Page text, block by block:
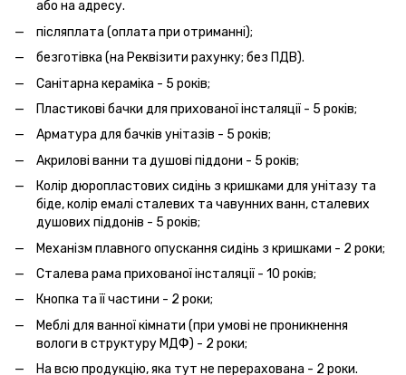
або на адресу.
післяплата (оплата при отриманні);
безготівка (на Реквізити рахунку; без ПДВ).
Санітарна кераміка - 5 років;
Пластикові бачки для прихованої інсталяції - 5 років;
Арматура для бачків унітазів - 5 років;
Акрилові ванни та душові піддони - 5 років;
Колір дюропластових сидінь з кришками для унітазу та
біде, колір емалі сталевих та чавунних ванн, сталевих
душових піддонів - 5 років;
Механізм плавного опускання сидінь з кришками - 2 роки;
Сталева рама прихованої інсталяції - 10 років;
Кнопка та її частини - 2 роки;
Меблі для ванної кімнати (при умові не проникнення
вологи в структуру МДФ) - 2 роки;
На всю продукцію, яка тут не перерахована - 2 роки.